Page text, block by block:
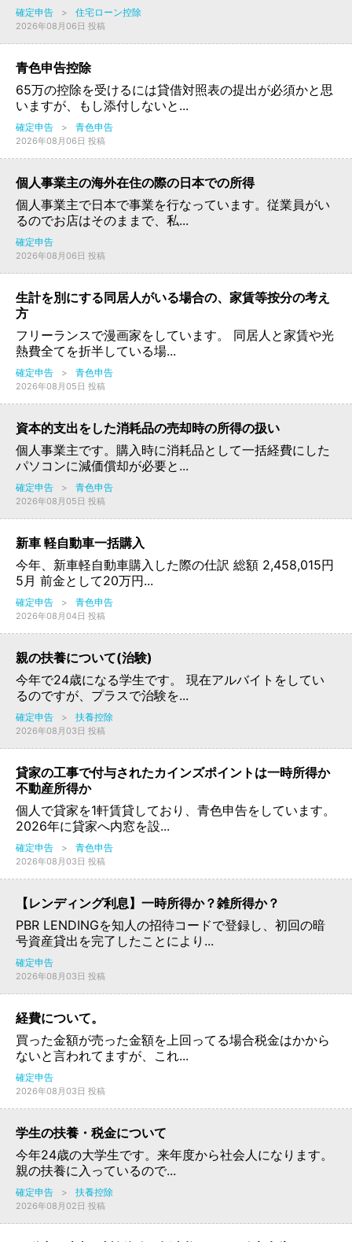
確定申告 > 住宅ローン控除
2026年08月06日 投稿
青色申告控除
65万の控除を受けるには貸借対照表の提出が必須かと思
いますが、もし添付しないと...
確定申告 > 青色申告
2026年08月06日 投稿
個人事業主の海外在住の際の日本での所得
個人事業主で日本で事業を行なっています。従業員がい
るのでお店はそのままで、私...
確定申告
2026年08月06日 投稿
生計を別にする同居人がいる場合の、家賃等按分の考え
方
フリーランスで漫画家をしています。 同居人と家賃や光
熱費全てを折半している場...
確定申告 > 青色申告
2026年08月05日 投稿
資本的支出をした消耗品の売却時の所得の扱い
個人事業主です。購入時に消耗品として一括経費にした
パソコンに減価償却が必要と...
確定申告 > 青色申告
2026年08月05日 投稿
新車 軽自動車一括購入
今年、新車軽自動車購入した際の仕訳 総額 2,458,015円
5月 前金として20万円...
確定申告 > 青色申告
2026年08月04日 投稿
親の扶養について(治験)
今年で24歳になる学生です。 現在アルバイトをしてい
るのですが、プラスで治験を...
確定申告 > 扶養控除
2026年08月03日 投稿
貸家の工事で付与されたカインズポイントは一時所得か
不動産所得か
個人で貸家を1軒賃貸しており、青色申告をしています。
2026年に貸家へ内窓を設...
確定申告 > 青色申告
2026年08月03日 投稿
【レンディング利息】一時所得か？雑所得か？
PBR LENDINGを知人の招待コードで登録し、初回の暗
号資産貸出を完了したことにより...
確定申告
2026年08月03日 投稿
経費について。
買った金額が売った金額を上回ってる場合税金はかから
ないと言われてますが、これ...
確定申告
2026年08月03日 投稿
学生の扶養・税金について
今年24歳の大学生です。来年度から社会人になります。
親の扶養に入っているので...
確定申告 > 扶養控除
2026年08月02日 投稿